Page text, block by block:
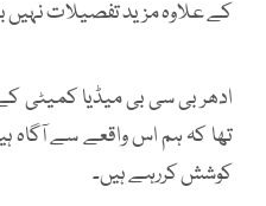
کے علاوہ مزید تفصیلات نہیں
ادھر بی سی بی میڈیا کمیٹی
تھا کہ ہم اس واقعے سے آگاہ
کوشش کررہے ہیں۔